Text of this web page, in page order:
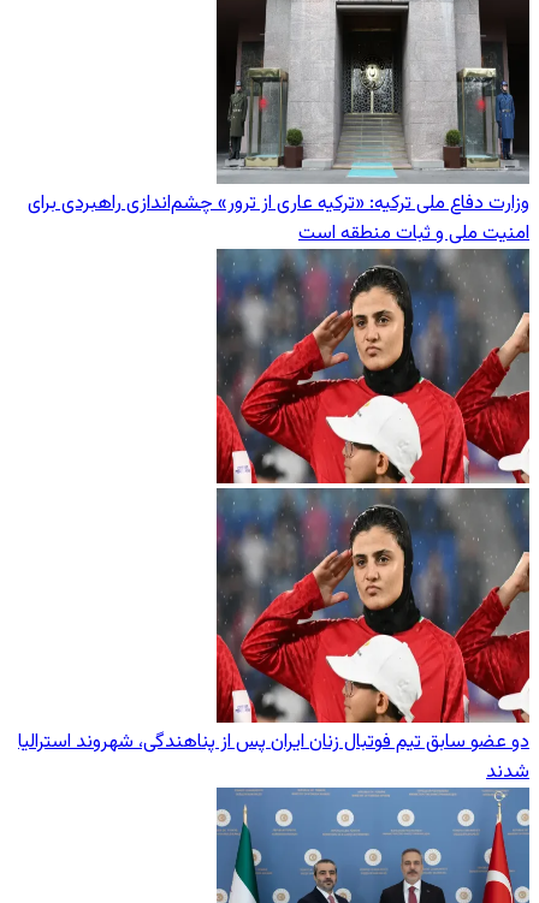
وزارت دفاع ملی ترکیه: «ترکیه عاری از ترور» چشم‌اندازی راهبردی برای
امنیت ملی و ثبات منطقه است
دو عضو سابق تیم فوتبال زنان ایران پس از پناهندگی، شهروند استرالیا
شدند